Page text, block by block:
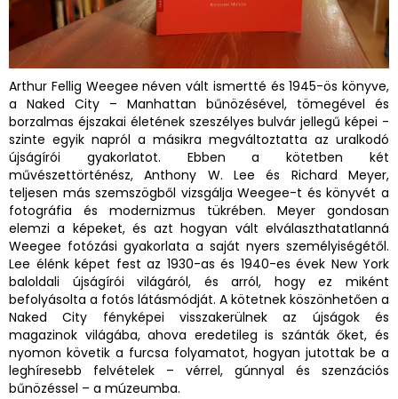
Arthur Fellig Weegee néven vált ismertté és 1945-ös könyve,
a Naked City – Manhattan bűnözésével, tömegével és
borzalmas éjszakai életének szeszélyes bulvár jellegű képei -
szinte egyik napról a másikra megváltoztatta az uralkodó
újságírói gyakorlatot. Ebben a kötetben két
művészettörténész, Anthony W. Lee és Richard Meyer,
teljesen más szemszögből vizsgálja Weegee-t és könyvét a
fotográfia és modernizmus tükrében. Meyer gondosan
elemzi a képeket, és azt hogyan vált elválaszthatatlanná
Weegee fotózási gyakorlata a saját nyers személyiségétől.
Lee élénk képet fest az 1930-as és 1940-es évek New York
baloldali újságírói világáról, és arról, hogy ez miként
befolyásolta a fotós látásmódját. A kötetnek köszönhetően a
Naked City fényképei visszakerülnek az újságok és
magazinok világába, ahova eredetileg is szánták őket, és
nyomon követik a furcsa folyamatot, hogyan jutottak be a
leghíresebb felvételek – vérrel, gúnnyal és szenzációs
bűnözéssel – a múzeumba.